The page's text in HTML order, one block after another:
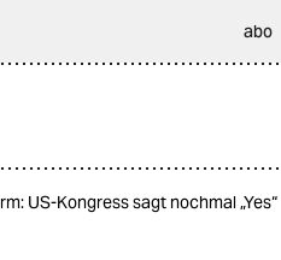
abo
US-Kongress sagt nochmal „Yes“